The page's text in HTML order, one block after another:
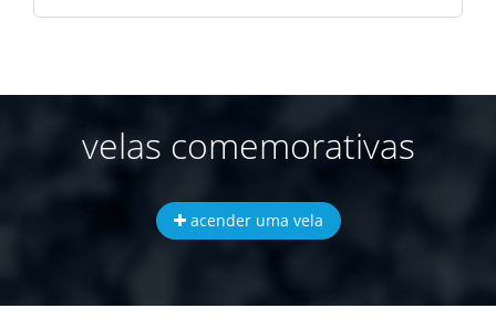
velas comemorativas
acender uma vela